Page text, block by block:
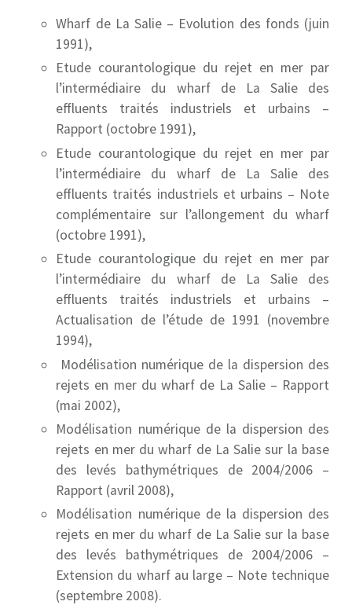
Wharf de La Salie – Evolution des fonds (juin
1991),
Etude courantologique du rejet en mer par
l’intermédiaire du wharf de La Salie des
effluents traités industriels et urbains –
Rapport (octobre 1991),
Etude courantologique du rejet en mer par
l’intermédiaire du wharf de La Salie des
effluents traités industriels et urbains – Note
complémentaire sur l’allongement du wharf
(octobre 1991),
Etude courantologique du rejet en mer par
l’intermédiaire du wharf de La Salie des
effluents traités industriels et urbains –
Actualisation de l’étude de 1991 (novembre
1994),
Modélisation numérique de la dispersion des
rejets en mer du wharf de La Salie – Rapport
(mai 2002),
Modélisation numérique de la dispersion des
rejets en mer du wharf de La Salie sur la base
des levés bathymétriques de 2004/2006 –
Rapport (avril 2008),
Modélisation numérique de la dispersion des
rejets en mer du wharf de La Salie sur la base
des levés bathymétriques de 2004/2006 –
Extension du wharf au large – Note technique
(septembre 2008).